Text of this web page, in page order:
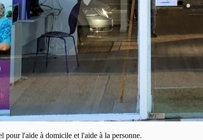
pour l'aide à domicile et l'aide à la personne.